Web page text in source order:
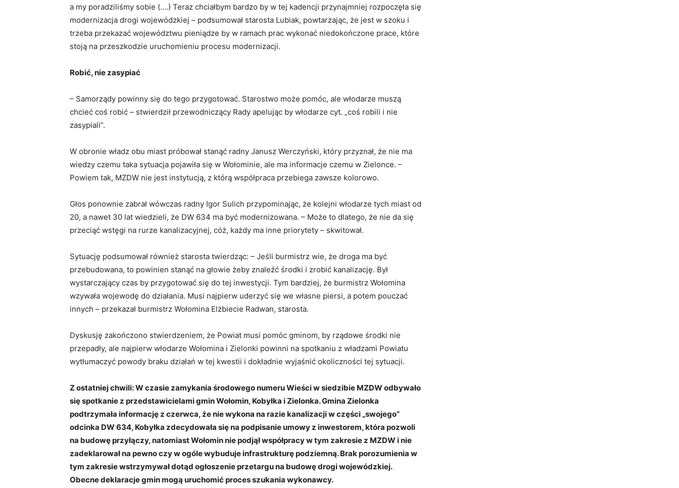
a my poradziliśmy sobie (….) Teraz chciałbym bardzo by w tej kadencji przynajmniej rozpoczęła się
modernizacja drogi wojewódzkiej – podsumował starosta Lubiak, powtarzając, że jest w szoku i
trzeba przekazać województwu pieniądze by w ramach prac wykonać niedokończone prace, które
stoją na przeszkodzie uruchomieniu procesu modernizacji.
Robić, nie zasypiać
– Samorządy powinny się do tego przygotować. Starostwo może pomóc, ale włodarze muszą
chcieć coś robić – stwierdził przewodniczący Rady apelując by włodarze cyt. „coś robili i nie
zasypiali”.
W obronie władz obu miast próbował stanąć radny Janusz Werczyński, który przyznał, że nie ma
wiedzy czemu taka sytuacja pojawiła się w Wołominie, ale ma informacje czemu w Zielonce. –
Powiem tak, MZDW nie jest instytucją, z którą współpraca przebiega zawsze kolorowo.
Głos ponownie zabrał wówczas radny Igor Sulich przypominając, że kolejni włodarze tych miast od
20, a nawet 30 lat wiedzieli, że DW 634 ma być modernizowana. – Może to dlatego, że nie da się
przeciąć wstęgi na rurze kanalizacyjnej, cóż, każdy ma inne priorytety – skwitował.
Sytuację podsumował również starosta twierdząc: – Jeśli burmistrz wie, że droga ma być
przebudowana, to powinien stanąć na głowie żeby znaleźć środki i zrobić kanalizację. Był
wystarczający czas by przygotować się do tej inwestycji. Tym bardziej, że burmistrz Wołomina
wzywała wojewodę do działania. Musi najpierw uderzyć się we własne piersi, a potem pouczać
innych – przekazał burmistrz Wołomina Elżbiecie Radwan, starosta.
Dyskusję zakończono stwierdzeniem, że Powiat musi pomóc gminom, by rządowe środki nie
przepadły, ale najpierw włodarze Wołomina i Zielonki powinni na spotkaniu z władzami Powiatu
wytłumaczyć powody braku działań w tej kwestii i dokładnie wyjaśnić okoliczności tej sytuacji.
Z ostatniej chwili: W czasie zamykania środowego numeru Wieści w siedzibie MZDW odbywało
się spotkanie z przedstawicielami gmin Wołomin, Kobyłka i Zielonka. Gmina Zielonka
podtrzymała informację z czerwca, że nie wykona na razie kanalizacji w części „swojego”
odcinka DW 634, Kobyłka zdecydowała się na podpisanie umowy z inwestorem, która pozwoli
na budowę przyłączy, natomiast Wołomin nie podjął współpracy w tym zakresie z MZDW i nie
zadeklarował na pewno czy w ogóle wybuduje infrastrukturę podziemną. Brak porozumienia w
tym zakresie wstrzymywał dotąd ogłoszenie przetargu na budowę drogi wojewódzkiej.
Obecne deklaracje gmin mogą uruchomić proces szukania wykonawcy.